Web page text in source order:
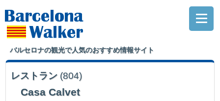
バルセロナの観光で人気のおすすめ情報サイト
レストラン (804)
Casa Calvet